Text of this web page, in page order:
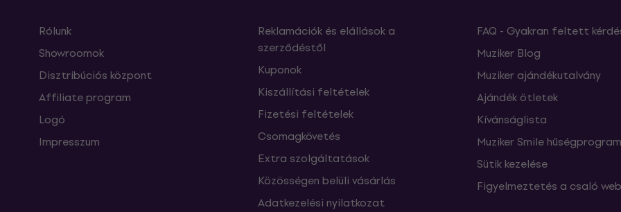
Rólunk
Showroomok
Disztribúciós központ
Affiliate program
Logó
Impresszum
Reklamációk és elállások a
szerződéstől
Kuponok
Kiszállítási feltételek
Fizetési feltételek
Csomagkövetés
Extra szolgáltatások
Közösségen belüli vásárlás
Adatkezelési nyilatkozat
FAQ - Gyakran feltett
Muziker Blog
Muziker ajándékutalvány
Ajándék ötletek
Kívánságlista
Muziker Smile hűségprogram
Sütik kezelése
Figyelmeztetés a csaló